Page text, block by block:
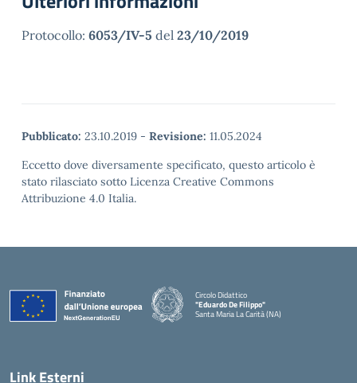
Protocollo: 6053/IV-5 del 23/10/2019
Pubblicato: 23.10.2019 - Revisione: 11.05.2024
Eccetto dove diversamente specificato, questo articolo è
stato rilasciato sotto Licenza Creative Commons
Attribuzione 4.0 Italia.
Circolo Didattico
"Eduardo De Filippo"
Santa Maria La Carità (NA)
Link Esterni